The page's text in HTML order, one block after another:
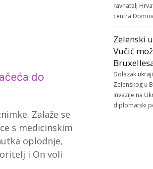
do
Zalaže se
s medicinskim
oplodnje,
i On voli
ravnatelj
centra
Zelenski
Vučić
Dolazak
Zelenskog u
invazije na
diplomatski